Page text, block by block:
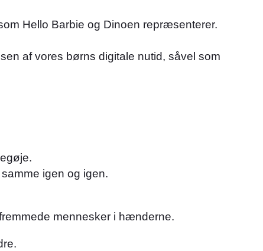
Hello Barbie og Dinoen repræsenterer.
af vores børns digitale nutid, såvel som
igen og igen.
mennesker i hænderne.